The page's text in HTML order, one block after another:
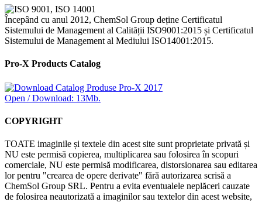
Începând cu anul 2012, ChemSol Group deține Certificatul
Sistemului de Management al Calității ISO9001:2015 și Certificatul
Sistemului de Management al Mediului ISO14001:2015.
Pro-X Products Catalog
Open / Download: 13Mb.
COPYRIGHT
TOATE imaginile și textele din acest site sunt proprietate privată și
NU este permisă copierea, multiplicarea sau folosirea în scopuri
comerciale, NU este permisă modificarea, distorsionarea sau editarea
lor pentru "crearea de opere derivate" fără autorizarea scrisă a
ChemSol Group SRL. Pentru a evita eventualele neplăceri cauzate
de folosirea neautorizată a imaginilor sau textelor din acest website,